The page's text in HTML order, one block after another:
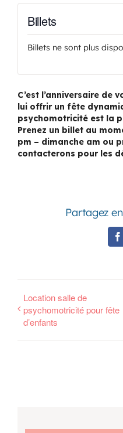
Billets
Billets ne sont plus
C’est l’anniversaire de
lui offrir un fête
psychomotricité est la
Prenez un billet au
pm – dimanche am ou
contacterons pour les
Partagez
Location salle de
psychomotricité pour fête
d’enfants